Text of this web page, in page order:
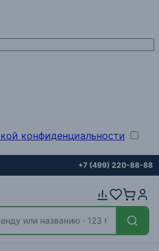
конфиденциальности
+7 (499) 220-88-88